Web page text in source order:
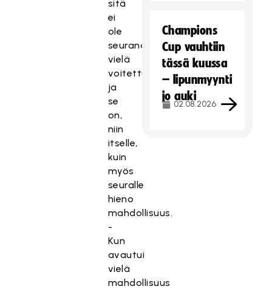
sitä
ei
ole
seurana
vielä
voitettu
ja
se
on,
niin
itselle,
kuin
myös
seuralle
hieno
mahdollisuus.
-
Kun
avautui
vielä
mahdollisuus
Champions
Cup vauhtiin
tässä kuussa
– lipunmyynti
jo auki
02.08.2026